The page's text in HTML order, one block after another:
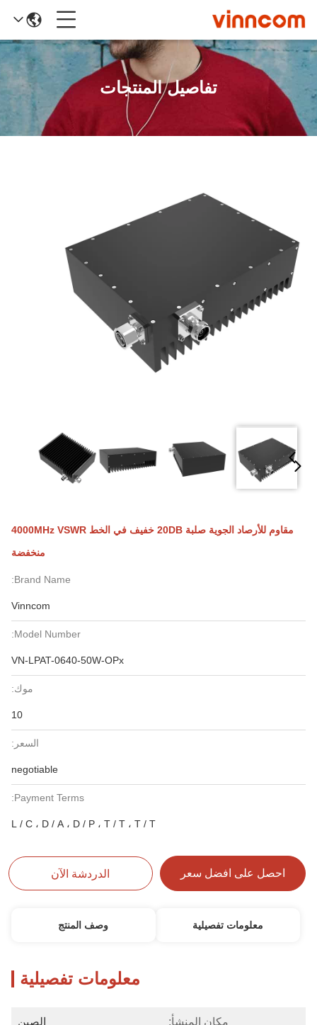
تفاصيل المنتجات
مقاوم للأرصاد الجوية صلبة 20DB خفيف في الخط 4000MHz VSWR
منخفضة
Brand Name:
Vinncom
Model Number:
VN-LPAT-0640-50W-OPx
موك:
10
السعر:
negotiable
Payment Terms:
L / C ، D / A ، D / P ، T / T ، T / T
احصل على افضل سعر الدردشة الآن
معلومات تفصيلية وصف المنتج
معلومات تفصيلية
مكان المنشأ: الصين